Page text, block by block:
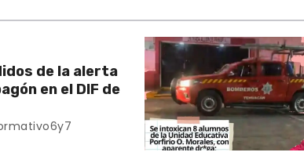
de la alerta
en el DIF de